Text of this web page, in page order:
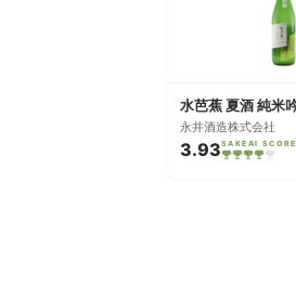
永井酒造株式会社
3.93SAKEAI SCORE